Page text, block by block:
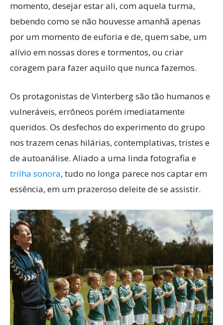
momento, desejar estar ali, com aquela turma,
bebendo como se não houvesse amanhã apenas
por um momento de euforia e de, quem sabe, um
alívio em nossas dores e tormentos, ou criar
coragem para fazer aquilo que nunca fazemos.
Os protagonistas de Vinterberg são tão humanos e
vulneráveis, errôneos porém imediatamente
queridos. Os desfechos do experimento do grupo
nos trazem cenas hilárias, contemplativas, tristes e
de autoanálise. Aliado a uma linda fotografia e
trilha sonora, tudo no longa parece nos captar em
essência, em um prazeroso deleite de se assistir.